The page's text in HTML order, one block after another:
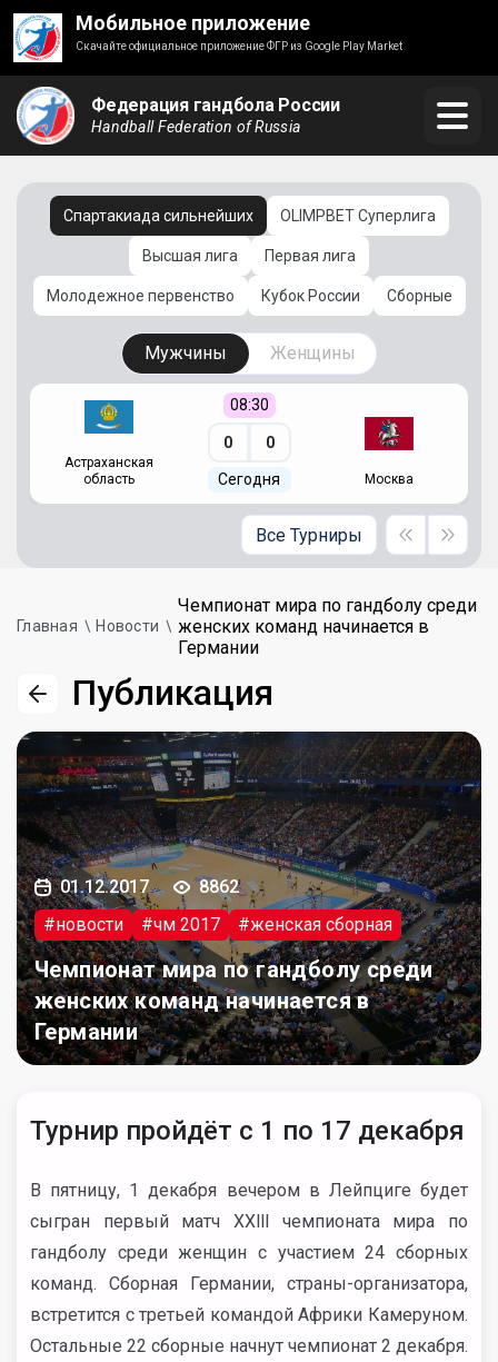
Мобильное приложение
Скачайте официальное приложение ФГР из Google Play Market
Федерация гандбола России
Handball Federation of Russia
Спартакиада сильнейших OLIMPBET Суперлига
Высшая лига Первая лига
Молодежное первенство Кубок России Сборные
Мужчины Женщины
Астраханская
область
08:30
0 0
Сегодня Москва
Все Турниры
Главная Новости
Чемпионат мира по гандболу среди
женских команд начинается в
Германии
Публикация
01.12.2017
8862
#новости
#чм 2017 #женская сборная
Чемпионат мира по гандболу среди
женских команд начинается в
Германии
Турнир пройдёт с 1 по 17 декабря
В пятницу, 1 декабря вечером в Лейпциге будет
сыгран первый матч ХХlll чемпионата мира по
гандболу среди женщин с участием 24 сборных
команд. Сборная Германии, страны-организатора,
встретится с третьей командой Африки Камеруном.
Остальные 22 сборные начнут чемпионат 2 декабря.